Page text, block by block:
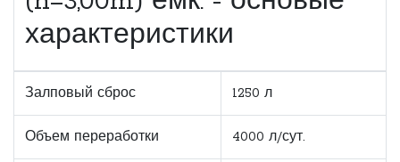
характеристики
Залповый сброс 1250 л
Объем переработки 4000 л/сут.